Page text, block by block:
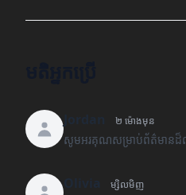
២ ម៉ោងមុន
សូមអរគុណសម្រាប់ព័ត៌មានដ៏ល្
ម្សិលមិញ